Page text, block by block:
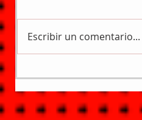
Escribir un comentario...